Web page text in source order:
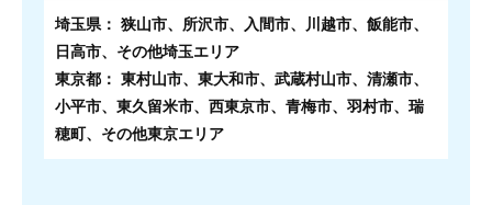
埼玉県： 狭山市、所沢市、入間市、川越市、飯能市、
日高市、その他埼玉エリア
東京都： 東村山市、東大和市、武蔵村山市、清瀬市、
小平市、東久留米市、西東京市、青梅市、羽村市、瑞
穂町、その他東京エリア